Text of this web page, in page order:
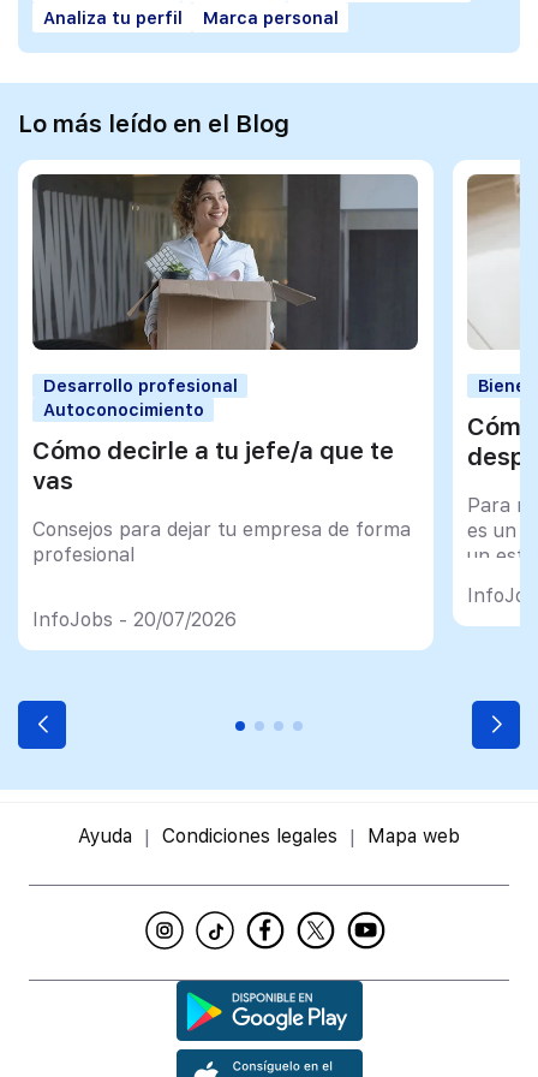
Analiza tu perfil Marca personal
Lo más leído en el Blog
Desarrollo profesional
Autoconocimiento
Cómo decirle a tu jefe/a que te
vas
Consejos para dejar tu empresa de forma
profesional
InfoJobs - 20/07/2026
Para
es un
un
Ayuda Condiciones legales Mapa web